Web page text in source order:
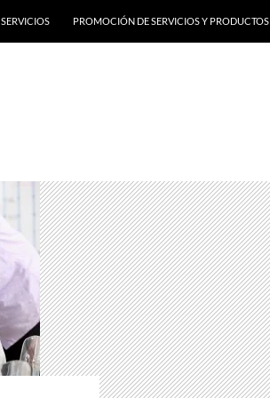
SERVICIOS PROMOCIÓN DE SERVICIOS Y PRODUCTOS